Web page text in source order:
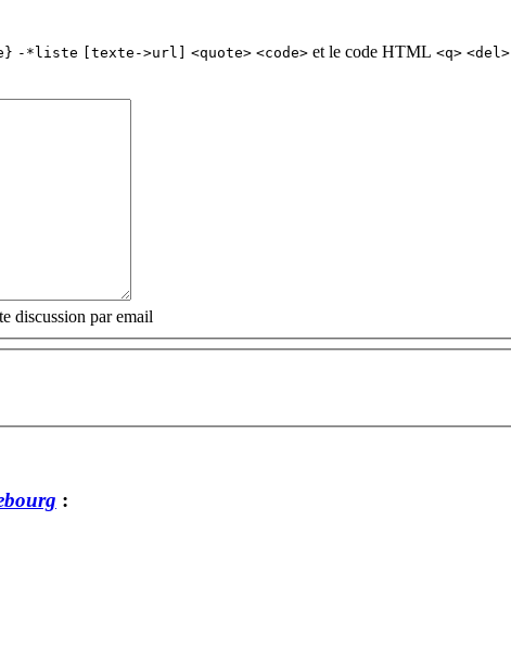
-*liste [texte->url] <quote> <code> et le code HTML <q> <del>
discussion par email
: